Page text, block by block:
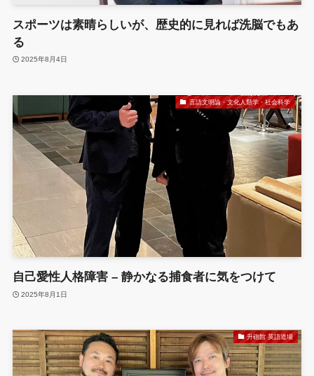
スポーツは素晴らしいが、歴史的に見れば洗脳でもあ
る
2025年8月4日
言語文明論・文化人類学・社会科学
自己愛性人格障害 – 静かなる捕食者に気をつけて
2025年8月1日
升砲館 英語道場